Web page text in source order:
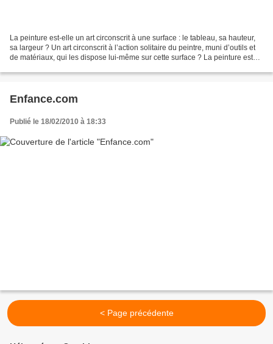
La peinture est-elle un art circonscrit à une surface : le tableau, sa hauteur,
sa largeur ? Un art circonscrit à l’action solitaire du peintre, muni d’outils et
de matériaux, qui les dispose lui-même sur cette surface ? La peinture est
Enfance.com
Publié le 18/02/2010 à 18:33
< Page précédente